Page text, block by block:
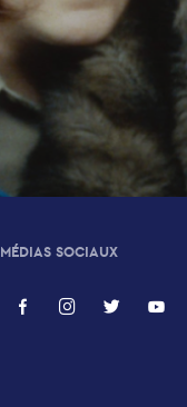
MÉDIAS SOCIAUX